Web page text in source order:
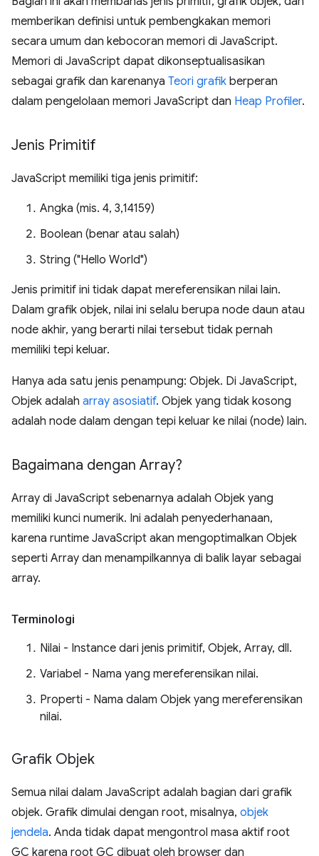
memberikan definisi untuk pembengkakan memori
secara umum dan kebocoran memori di JavaScript.
Memori di JavaScript dapat dikonseptualisasikan
sebagai grafik dan karenanya Teori grafik berperan
dalam pengelolaan memori JavaScript dan Heap Profiler.
Jenis Primitif
JavaScript memiliki tiga jenis primitif:
Angka (mis. 4, 3,14159)
Boolean (benar atau salah)
String ("Hello World")
Jenis primitif ini tidak dapat mereferensikan nilai lain.
Dalam grafik objek, nilai ini selalu berupa node daun atau
node akhir, yang berarti nilai tersebut tidak pernah
memiliki tepi keluar.
Hanya ada satu jenis penampung: Objek. Di JavaScript,
Objek adalah array asosiatif. Objek yang tidak kosong
adalah node dalam dengan tepi keluar ke nilai (node) lain.
Bagaimana dengan Array?
Array di JavaScript sebenarnya adalah Objek yang
memiliki kunci numerik. Ini adalah penyederhanaan,
karena runtime JavaScript akan mengoptimalkan Objek
seperti Array dan menampilkannya di balik layar sebagai
array.
Terminologi
Nilai - Instance dari jenis primitif, Objek, Array, dll.
Variabel - Nama yang mereferensikan nilai.
Properti - Nama dalam Objek yang mereferensikan
nilai.
Grafik Objek
Semua nilai dalam JavaScript adalah bagian dari grafik
objek. Grafik dimulai dengan root, misalnya, objek
jendela. Anda tidak dapat mengontrol masa aktif root
GC karena root GC dibuat oleh browser dan